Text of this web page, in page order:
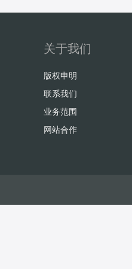
关于我们
版权申明
联系我们
业务范围
网站合作